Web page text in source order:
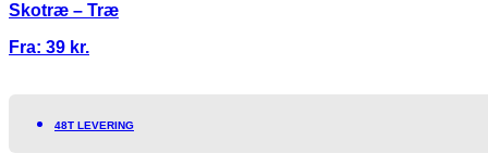
Skotræ – Træ
Fra: 39 kr.
48T LEVERING